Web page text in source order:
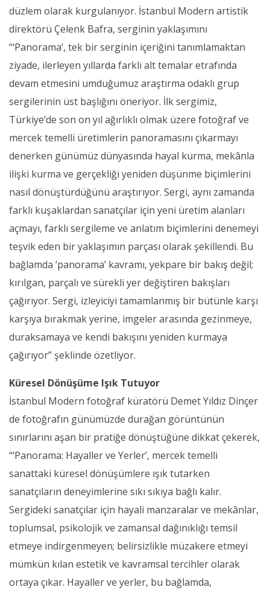
düzlem olarak kurgulanıyor. İstanbul Modern artistik
direktörü Çelenk Bafra, serginin yaklaşımını
“‘Panorama’, tek bir serginin içeriğini tanımlamaktan
ziyade, ilerleyen yıllarda farklı alt temalar etrafında
devam etmesini umduğumuz araştırma odaklı grup
sergilerinin üst başlığını öneriyor. İlk sergimiz,
Türkiye’de son on yıl ağırlıklı olmak üzere fotoğraf ve
mercek temelli üretimlerin panoramasını çıkarmayı
denerken günümüz dünyasında hayal kurma, mekânla
ilişki kurma ve gerçekliği yeniden düşünme biçimlerini
nasıl dönüştürdüğünü araştırıyor. Sergi, aynı zamanda
farklı kuşaklardan sanatçılar için yeni üretim alanları
açmayı, farklı sergileme ve anlatım biçimlerini denemeyi
teşvik eden bir yaklaşımın parçası olarak şekillendi. Bu
bağlamda ‘panorama’ kavramı, yekpare bir bakış değil;
kırılgan, parçalı ve sürekli yer değiştiren bakışları
çağırıyor. Sergi, izleyiciyi tamamlanmış bir bütünle karşı
karşıya bırakmak yerine, imgeler arasında gezinmeye,
duraksamaya ve kendi bakışını yeniden kurmaya
çağırıyor” şeklinde özetliyor.
Küresel Dönüşüme Işık Tutuyor
İstanbul Modern fotoğraf küratörü Demet Yıldız Dinçer
de fotoğrafın günümüzde durağan görüntünün
sınırlarını aşan bir pratiğe dönüştüğüne dikkat çekerek,
“‘Panorama: Hayaller ve Yerler’, mercek temelli
sanattaki küresel dönüşümlere ışık tutarken
sanatçıların deneyimlerine sıkı sıkıya bağlı kalır.
Sergideki sanatçılar için hayali manzaralar ve mekânlar,
toplumsal, psikolojik ve zamansal dağınıklığı temsil
etmeye indirgenmeyen; belirsizlikle müzakere etmeyi
mümkün kılan estetik ve kavramsal tercihler olarak
ortaya çıkar. Hayaller ve yerler, bu bağlamda,